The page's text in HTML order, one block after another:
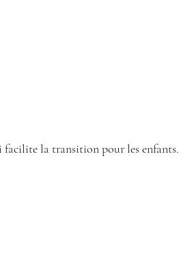
facilite la transition pour les enfants.